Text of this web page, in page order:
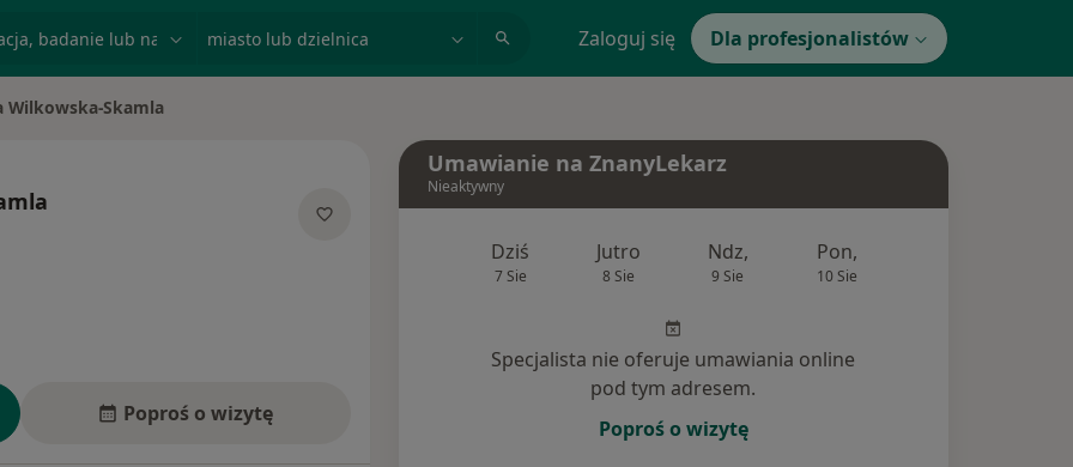
Zaloguj się Dla profesjonalistów
Wilkowska-Skamla
Poproś o wizytę
Umawianie na ZnanyLekarz
Nieaktywny
Dziś
7 Sie
Jutro
8 Sie
Ndz,
9 Sie
Pon,
10 Sie
Specjalista nie oferuje umawiania online
pod tym adresem.
Poproś o wizytę